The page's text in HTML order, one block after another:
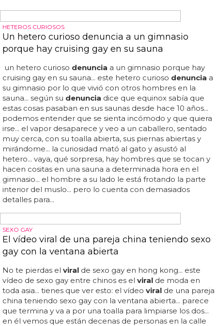
PONTS D´IGUALTAT CONDENA EL ATAQUE Y APOYA A LAS VÍCTIMAS
Denuncian una nueva agresión homófoba en
Alcoy, Valencia
El colectivo lgtbiq+ de alcoydenuncia que el pasado fin
de semana hubo existe una agresión verbal hacia una
pareja del colectivo lgtbiq... desde el colectivo lgtbiq+
ponts d´igualtat mostramos nuestra condena, repulsa,
rabia e impotencia frente al incremento de este tipo de
delitos en la ciudad... "hoy es un día triste para la ciudad
de alcoy al ver cómo un nuevo caso de violencia verbal
se ha producido en la ciudad, unos hechos que nos
preocupan dada la incidencia de los últimos meses... el
presidente de puentes de igualdad declara... los hechos
ocurrieron este pasado fin de semana en un local de ocio
de la zona del centro de la ciudad... no debemos mirar
atrás debemos crear cuántas medidas sean necesarias,
así como volver a solicitar...